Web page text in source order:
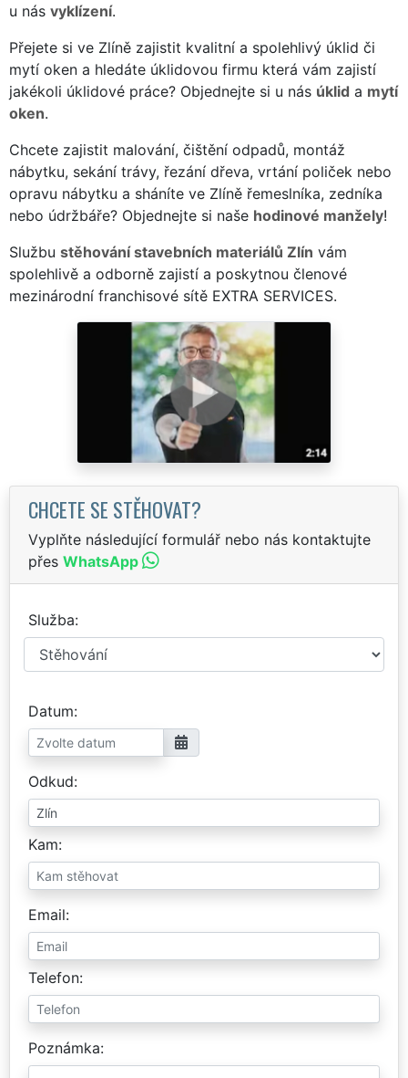
u nás vyklízení.
Přejete si ve Zlíně zajistit kvalitní a spolehlivý úklid či
mytí oken a hledáte úklidovou firmu která vám zajistí
jakékoli úklidové práce? Objednejte si u nás úklid a mytí
oken.
Chcete zajistit malování, čištění odpadů, montáž
nábytku, sekání trávy, řezání dřeva, vrtání poliček nebo
opravu nábytku a sháníte ve Zlíně řemeslníka, zedníka
nebo údržbáře? Objednejte si naše hodinové manžely!
Službu stěhování stavebních materiálů Zlín vám
spolehlivě a odborně zajistí a poskytnou členové
mezinárodní franchisové sítě EXTRA SERVICES.
CHCETE SE STĚHOVAT?
Vyplňte následující formulář nebo nás kontaktujte
přes WhatsApp
Služba
Datum
Odkud
Kam
Email
Telefon
Poznámka